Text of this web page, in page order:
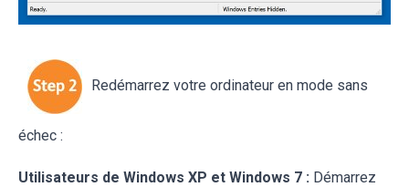
Redémarrez votre ordinateur en mode sans
échec :
Utilisateurs de Windows XP et Windows 7 : Démarrez